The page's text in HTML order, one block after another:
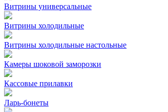
Витрины универсальные
Витрины холодильные
Витрины холодильные настольные
Камеры шоковой заморозки
Кассовые прилавки
Ларь-бонеты